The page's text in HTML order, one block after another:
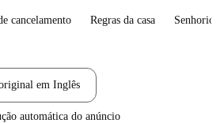
cancelamento Regras da casa Senhorio
em Inglês
automática do anúncio